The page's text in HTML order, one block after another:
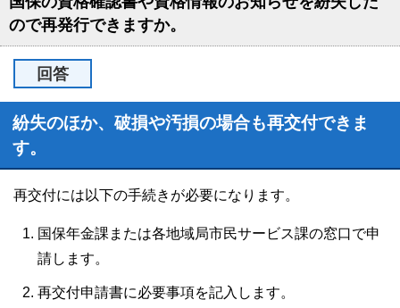
ので再発行できますか。
回答
紛失のほか、破損や汚損の場合も再交付できま
す。
再交付には以下の手続きが必要になります。
国保年金課または各地域局市民サービス課の窓口で申
請します。
再交付申請書に必要事項を記入します。